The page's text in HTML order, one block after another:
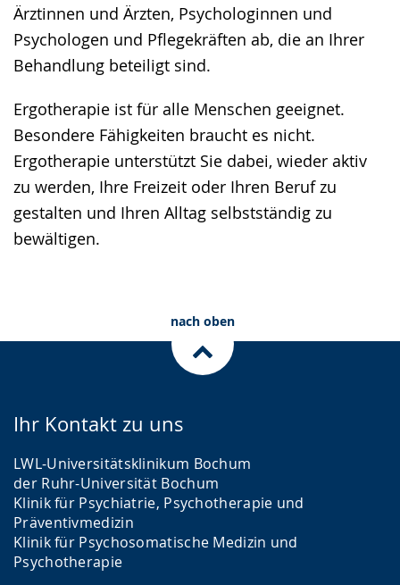
Ärztinnen und Ärzten, Psychologinnen und
Psychologen und Pflegekräften ab, die an Ihrer
Behandlung beteiligt sind.
Ergotherapie ist für alle Menschen geeignet.
Besondere Fähigkeiten braucht es nicht.
Ergotherapie unterstützt Sie dabei, wieder aktiv
zu werden, Ihre Freizeit oder Ihren Beruf zu
gestalten und Ihren Alltag selbstständig zu
bewältigen.
nach oben
Ihr Kontakt zu uns
LWL-Universitätsklinikum Bochum
der Ruhr-Universität Bochum
Klinik für Psychiatrie, Psychotherapie und
Präventivmedizin
Klinik für Psychosomatische Medizin und
Psychotherapie